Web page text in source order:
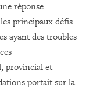
réponse
principaux défis
ayant des troubles
provincial et
portait sur la